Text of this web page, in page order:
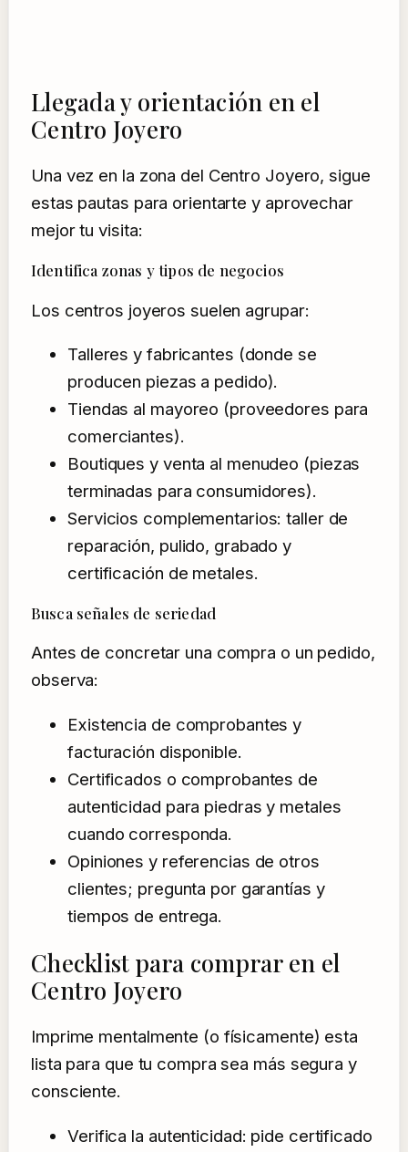
Llegada y orientación en el
Centro Joyero
Una vez en la zona del Centro Joyero, sigue
estas pautas para orientarte y aprovechar
mejor tu visita:
Identifica zonas y tipos de negocios
Los centros joyeros suelen agrupar:
Talleres y fabricantes (donde se
producen piezas a pedido).
Tiendas al mayoreo (proveedores para
comerciantes).
Boutiques y venta al menudeo (piezas
terminadas para consumidores).
Servicios complementarios: taller de
reparación, pulido, grabado y
certificación de metales.
Busca señales de seriedad
Antes de concretar una compra o un pedido,
observa:
Existencia de comprobantes y
facturación disponible.
Certificados o comprobantes de
autenticidad para piedras y metales
cuando corresponda.
Opiniones y referencias de otros
clientes; pregunta por garantías y
tiempos de entrega.
Checklist para comprar en el
Centro Joyero
Imprime mentalmente (o físicamente) esta
lista para que tu compra sea más segura y
consciente.
Verifica la autenticidad: pide certificado